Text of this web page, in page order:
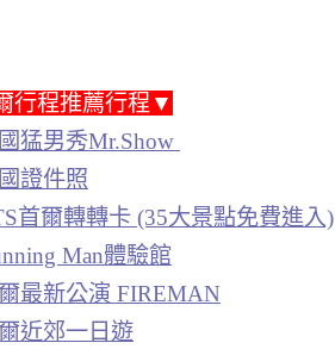
行程推薦行程▼
猛男秀Mr.Show
證件照
首爾轉轉卡 (35大景點免費進入)
Man體驗館
最新公演 FIREMAN
近郊一日遊